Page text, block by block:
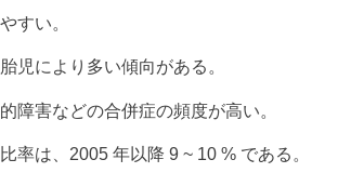
すい。
児により多い傾向がある。
障害などの合併症の頻度が高い。
率は、2005 年以降 9 ~ 10 % である。